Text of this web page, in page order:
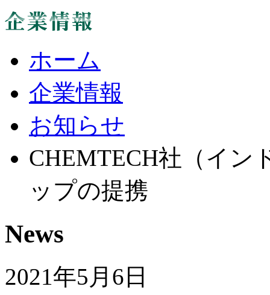
ホーム
企業情報
お知らせ
CHEMTECH社（イン
ップの提携
News
2021年5月6日